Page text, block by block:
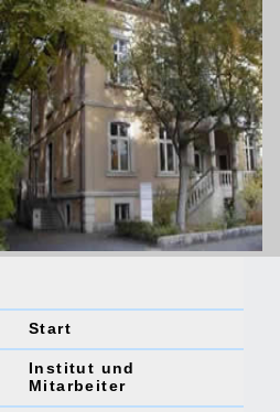
Start
Institut und
Mitarbeiter